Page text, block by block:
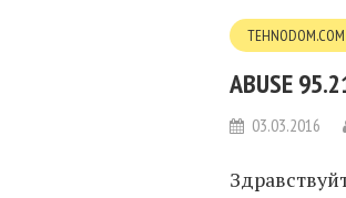
TEHNODOM.COM
ABUSE
03.03.2016